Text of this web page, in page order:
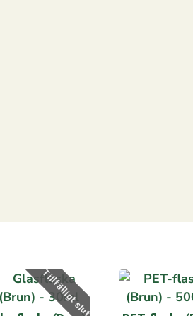
Tillfälligt slut